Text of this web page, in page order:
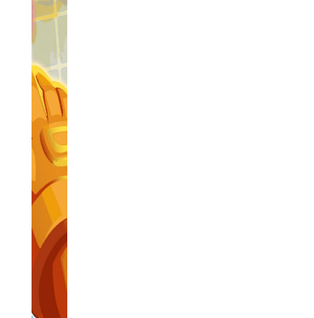
【极速赛车向前冲内置菜单2026特色】
1. 多样赛道：游戏提供了多种赛道选择，包括城市街道、山
路、沙漠等，每种赛道都有独特的地形和障碍物，为玩家带来不
同的挑战和乐趣。
2. 丰富赛车：游戏中拥有众多类型的赛车供玩家挑选，每种